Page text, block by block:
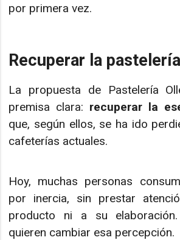
por primera vez.
Recuperar la
La propuesta de Pastelería
premisa clara: recuperar la
que, según ellos, se ha ido
cafeterías actuales.
Hoy, muchas personas
por inercia, sin prestar
producto ni a su
quieren cambiar esa percepción.